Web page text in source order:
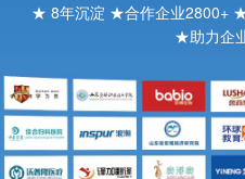
★ 8年沉淀 ★合作企业2800+
★助力企